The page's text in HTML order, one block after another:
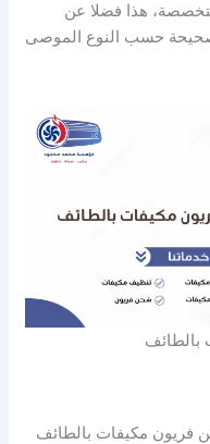
هذا فضلا عن
حسب النوع الموصى
فريون مكيفات بالطائف